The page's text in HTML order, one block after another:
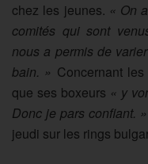
chez les jeunes. « On
comités qui sont
nous a permis de
bain. » Concernant
que ses boxeurs « y
Donc je pars confiant. »
jeudi sur les rings